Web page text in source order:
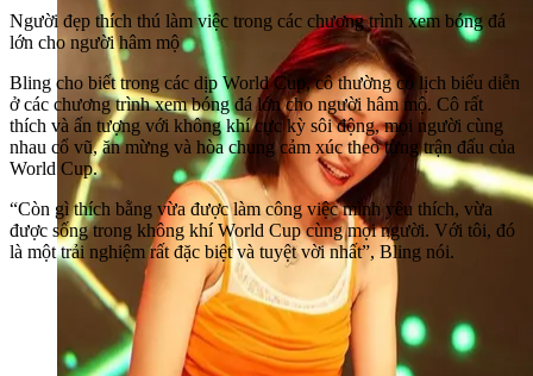
Người đẹp thích thú làm việc trong các chương trình xem bóng đá
lớn cho người hâm mộ
Bling cho biết trong các dịp World Cup, cô thường có lịch biểu diễn
ở các chương trình xem bóng đá lớn cho người hâm mộ. Cô rất
thích và ấn tượng với không khí cực kỳ sôi động, mọi người cùng
nhau cổ vũ, ăn mừng và hòa chung cảm xúc theo từng trận đấu của
World Cup.
“Còn gì thích bằng vừa được làm công việc mình yêu thích, vừa
được sống trong không khí World Cup cùng mọi người. Với tôi, đó
là một trải nghiệm rất đặc biệt và tuyệt vời nhất”, Bling nói.